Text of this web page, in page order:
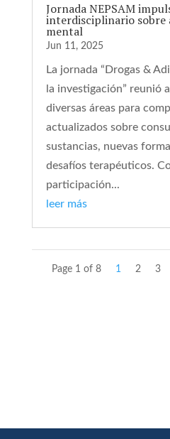
Jornada NEPSAM
interdisciplinario sobre
mental
Jun 11, 2025
La jornada “Drogas &
la investigación” reunió
diversas áreas para
actualizados sobre
sustancias, nuevas
desafíos terapéuticos.
participación...
leer más
Page 1 of 8 1 2 3